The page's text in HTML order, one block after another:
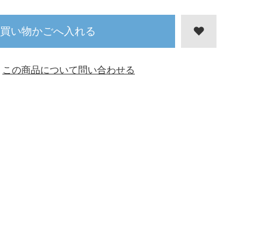
買い物かごへ入れる
この商品について問い合わせる